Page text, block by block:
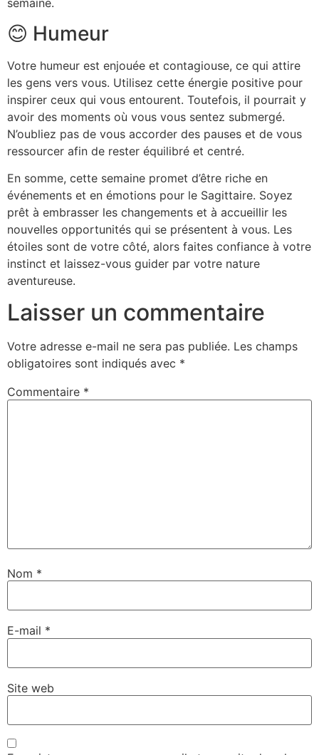
semaine.
😊 Humeur
Votre humeur est enjouée et contagiouse, ce qui attire
les gens vers vous. Utilisez cette énergie positive pour
inspirer ceux qui vous entourent. Toutefois, il pourrait y
avoir des moments où vous vous sentez submergé.
N’oubliez pas de vous accorder des pauses et de vous
ressourcer afin de rester équilibré et centré.
En somme, cette semaine promet d’être riche en
événements et en émotions pour le Sagittaire. Soyez
prêt à embrasser les changements et à accueillir les
nouvelles opportunités qui se présentent à vous. Les
étoiles sont de votre côté, alors faites confiance à votre
instinct et laissez-vous guider par votre nature
aventureuse.
Laisser un commentaire
Votre adresse e-mail ne sera pas publiée. Les champs
obligatoires sont indiqués avec *
Commentaire *
Nom *
E-mail *
Site web